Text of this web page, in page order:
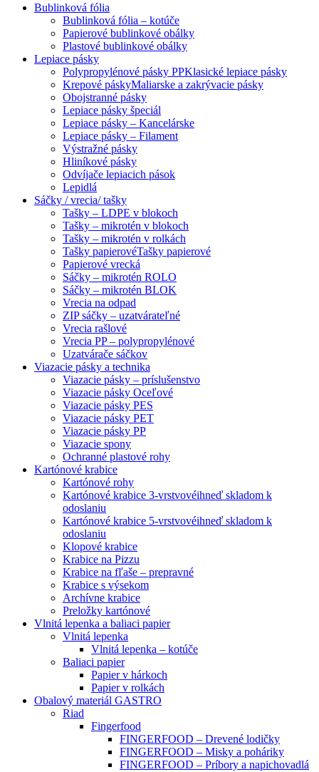
Bublinková fólia
Bublinková fólia – kotúče
Papierové bublinkové obálky
Plastové bublinkové obálky
Lepiace pásky
Polypropylénové pásky PPKlasické lepiace pásky
Krepové páskyMaliarske a zakrývacie pásky
Obojstranné pásky
Lepiace pásky špeciál
Lepiace pásky – Kancelárske
Lepiace pásky – Filament
Výstražné pásky
Hliníkové pásky
Odvíjače lepiacich pások
Lepidlá
Sáčky / vrecia/ tašky
Tašky – LDPE v blokoch
Tašky – mikrotén v blokoch
Tašky – mikrotén v rolkách
Tašky papierovéTašky papierové
Papierové vrecká
Sáčky – mikrotén ROLO
Sáčky – mikrotén BLOK
Vrecia na odpad
ZIP sáčky – uzatvárateľné
Vrecia rašlové
Vrecia PP – polypropylénové
Uzatvárače sáčkov
Viazacie pásky a technika
Viazacie pásky – príslušenstvo
Viazacie pásky Oceľové
Viazacie pásky PES
Viazacie pásky PET
Viazacie pásky PP
Viazacie spony
Ochranné plastové rohy
Kartónové krabice
Kartónové rohy
Kartónové krabice 3-vrstvovéihneď skladom k
odoslaniu
Kartónové krabice 5-vrstvovéihneď skladom k
odoslaniu
Klopové krabice
Krabice na Pizzu
Krabice na fľaše – prepravné
Krabice s výsekom
Archívne krabice
Preložky kartónové
Vlnitá lepenka a baliaci papier
Vlnitá lepenka
Vlnitá lepenka – kotúče
Baliaci papier
Papier v hárkoch
Papier v rolkách
Obalový materiál GASTRO
Riad
Fingerfood
FINGERFOOD – Drevené lodičky
FINGERFOOD – Misky a poháriky
FINGERFOOD – Príbory a napichovadlá